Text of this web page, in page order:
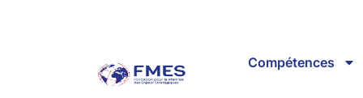
Compétences